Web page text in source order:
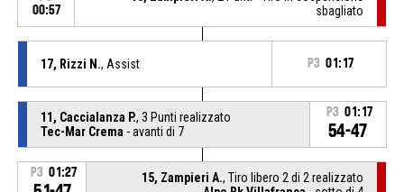
00:57
sbagliato
17, Rizzi N., Assist P3 01:17
11, Caccialanza P., 3 Punti realizzato
Tec-Mar Crema - avanti di 7
P3 01:17
54-47
P3 01:27 15, Zampieri A., Tiro libero 2 di 2 realizzato